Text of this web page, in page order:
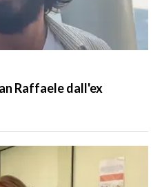
Raffaele dall'ex